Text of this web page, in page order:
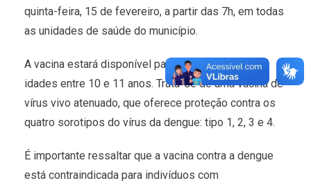
quinta-feira, 15 de fevereiro, a partir das 7h, em todas
as unidades de saúde do município.
A vacina estará disponível para a população com
idades entre 10 e 11 anos. Trata-se de uma vacina de
vírus vivo atenuado, que oferece proteção contra os
quatro sorotipos do vírus da dengue: tipo 1, 2, 3 e 4.
É importante ressaltar que a vacina contra a dengue
está contraindicada para indivíduos com